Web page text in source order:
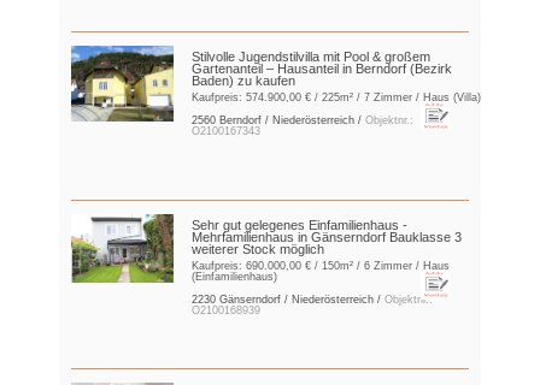
Stilvolle Jugendstilvilla mit Pool & großem
Gartenanteil – Hausanteil in Berndorf (Bezirk
Baden) zu kaufen
Kaufpreis: 574.900,00 € / 225m² / 7 Zimmer / Haus (Villa)
2560 Berndorf / Niederösterreich / Objektnr.:
O2100167343
Sehr gut gelegenes Einfamilienhaus -
Mehrfamilienhaus in Gänserndorf Bauklasse 3
weiterer Stock möglich
Kaufpreis: 690.000,00 € / 150m² / 6 Zimmer / Haus
(Einfamilienhaus)
2230 Gänserndorf / Niederösterreich / Objektnr.:
O2100168939